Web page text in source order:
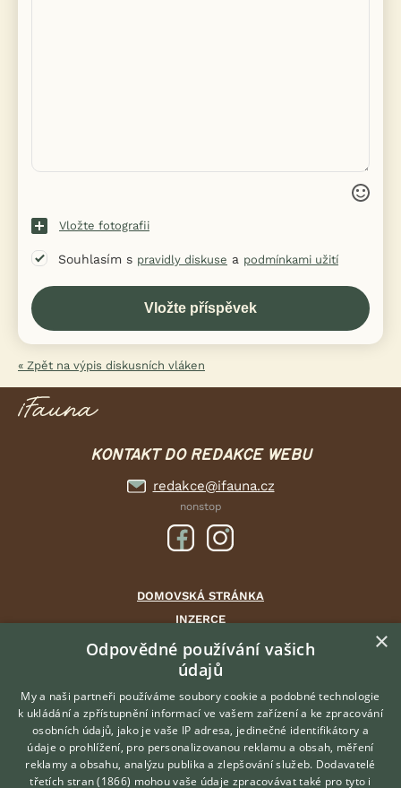
Vložte fotografii
Souhlasím s pravidly diskuse a podmínkami užití
« Zpět na výpis diskusních vláken
KONTAKT DO REDAKCE WEBU
redakce@ifauna.cz
nonstop
DOMOVSKÁ STRÁNKA
INZERCE
DISKUSE
ČLÁNKY
CHOVATELSKÉ STANICE
ATLAS
O nás
Kontakt
×
Odpovědné používání vašich
údajů
My a naši partneři používáme soubory cookie a podobné technologie
k ukládání a zpřístupnění informací ve vašem zařízení a ke zpracování
osobních údajů, jako je vaše IP adresa, jedinečné identifikátory a
údaje o prohlížení, pro personalizovanou reklamu a obsah, měření
reklamy a obsahu, analýzu publika a zlepšování služeb. Dodavatelé
třetích stran (1866) mohou vaše údaje zpracovávat také pro tyto i